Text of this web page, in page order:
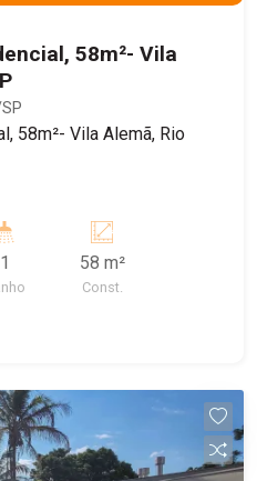
58m²- Vila
58m²- Vila Alemã, Rio
1 58 m²
Const.